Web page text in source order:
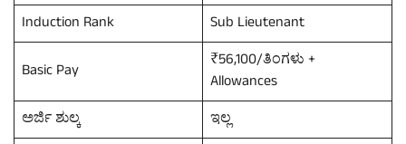
Induction Rank
Sub Lieutenant
Basic Pay
₹56,100/ತಿಂಗಳು +
Allowances
ಅರ್ಜಿ ಶುಲ್ಕ
ಇಲ್ಲ